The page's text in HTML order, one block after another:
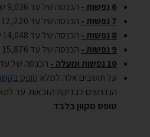
6 נפשות -
הכנסה של עד 9,036 ש"ח ברוטו
7 נפשות -
הכנסה של עד 12,220 ש"ח ברוטו
8 נפשות -
הכנסה של עד 14,048 ש"ח ברוטו
9 נפשות -
הכנסה של עד 15,876 ש"ח ברוטו
10 נפשות ומעלה -
הכנסה של עד 1,764 ש"ח לנפש
על תושבים אלה למלא טופס
הנדרשים לבדיקת הזכאות. עד לתאריך
טופס מקוון בלבד.